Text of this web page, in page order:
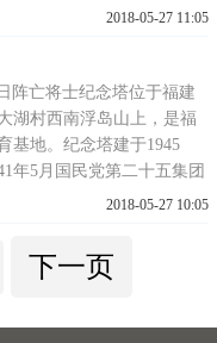
上只残存这块石碑。康熙
绅富豪勒索筹款，建立这
与蓝理共同为大清王朝浴
战役的战友...
2018-05-27 11:05
阵亡将士纪念塔位于福建
湖村西南浮岛山上，是福
基地。纪念塔建于1945
年5月国民党第二十五集团
抵抗入侵日军而牺牲的将
胜多，以弱胜强，是日寇
次最惨重的失败，极大地
2018-05-27 10:05
下一页